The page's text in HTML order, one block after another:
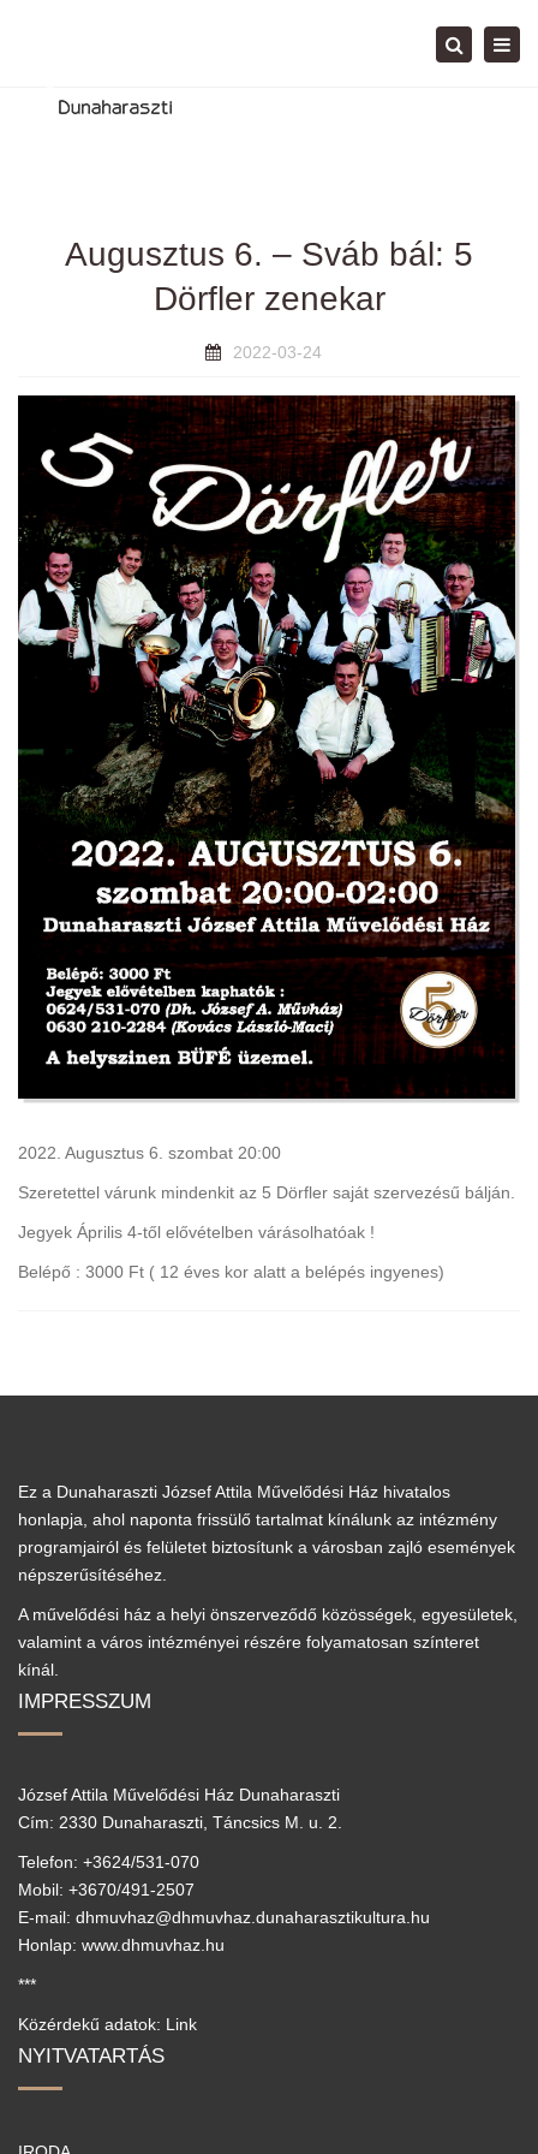
Search
Augusztus 6. – Sváb bál: 5
Dörfler zenekar
2022-03-24
2022. Augusztus 6. szombat 20:00
Szeretettel várunk mindenkit az 5 Dörfler saját szervezésű bálján.
Jegyek Április 4-től elővételben várásolhatóak !
Belépő : 3000 Ft ( 12 éves kor alatt a belépés ingyenes)
Ez a Dunaharaszti József Attila Művelődési Ház hivatalos
honlapja, ahol naponta frissülő tartalmat kínálunk az intézmény
programjairól és felületet biztosítunk a városban zajló események
népszerűsítéséhez.
A művelődési ház a helyi önszerveződő közösségek, egyesületek,
valamint a város intézményei részére folyamatosan színteret
kínál.
IMPRESSZUM
József Attila Művelődési Ház Dunaharaszti
Cím: 2330 Dunaharaszti, Táncsics M. u. 2.
Telefon: +3624/531-070
Mobil: +3670/491-2507
E-mail: dhmuvhaz@dhmuvhaz.dunaharasztikultura.hu
Honlap: www.dhmuvhaz.hu
***
Közérdekű adatok: Link
NYITVATARTÁS